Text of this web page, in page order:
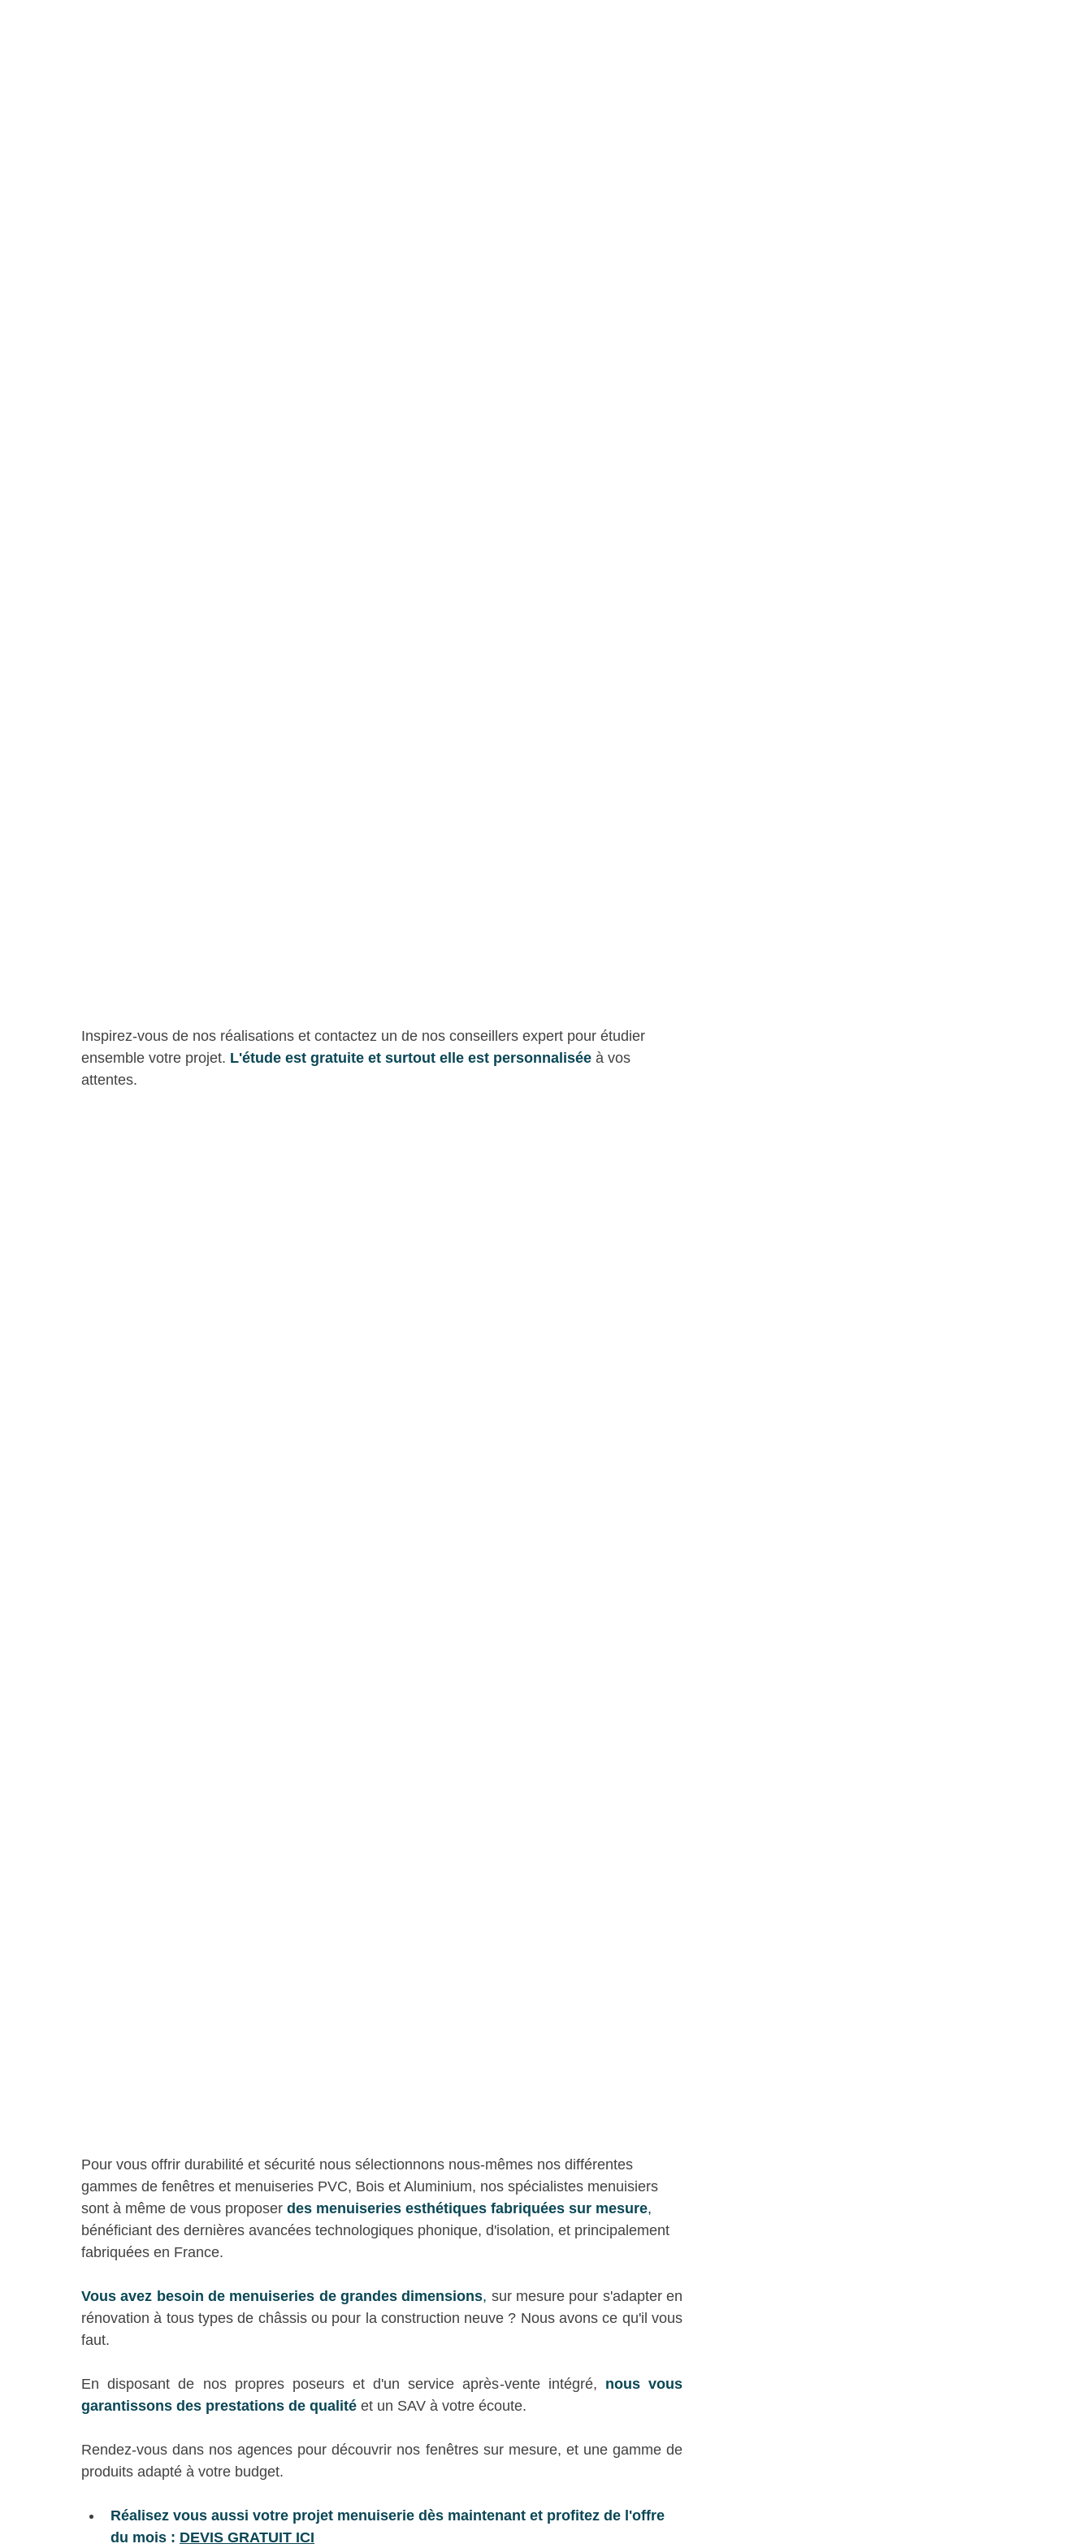
Inspirez-vous de nos réalisations et contactez un de nos conseillers expert pour étudier
ensemble votre projet. L'étude est gratuite et surtout elle est personnalisée à vos
attentes.
Pour vous offrir durabilité et sécurité nous sélectionnons nous-mêmes nos différentes
gammes de fenêtres et menuiseries PVC, Bois et Aluminium, nos spécialistes menuisiers
sont à même de vous proposer des menuiseries esthétiques fabriquées sur mesure,
bénéficiant des dernières avancées technologiques phonique, d'isolation, et principalement
fabriquées en France.
Vous avez besoin de menuiseries de grandes dimensions, sur mesure pour s'adapter en
rénovation à tous types de châssis ou pour la construction neuve ? Nous avons ce qu'il vous
faut.
En disposant de nos propres poseurs et d'un service après-vente intégré, nous vous
garantissons des prestations de qualité et un SAV à votre écoute.
Rendez-vous dans nos agences pour découvrir nos fenêtres sur mesure, et une gamme de
produits adapté à votre budget.
Réalisez vous aussi votre projet menuiserie dès maintenant et profitez de l'offre
du mois : DEVIS GRATUIT ICI